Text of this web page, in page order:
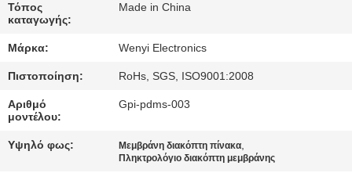
ΕΛΆΤΕ
ΣΕ
ΕΠΑΦΉ
ΖΗΤΉΣΤΕ
Τόπος
καταγωγής:
Made in China
Μάρκα: Wenyi Electronics
Πιστοποίηση: RoHs, SGS, ISO9001:2008
Αριθμό
μοντέλου:
Gpi-pdms-003
Υψηλό φως: Μεμβράνη διακόπτη πίνακα,
Πληκτρολόγιο διακόπτη μεμβράνης